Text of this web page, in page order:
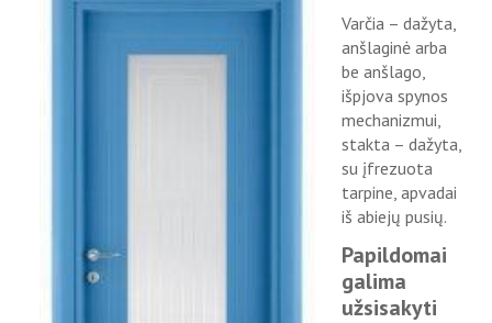
ĮGYVENDINTI PROJEKTAI
Varčia – dažyta,
anšlaginė arba
be anšlago,
išpjova spynos
mechanizmui,
stakta – dažyta,
su įfrezuota
tarpine, apvadai
iš abiejų pusių.
Papildomai
galima
užsisakyti